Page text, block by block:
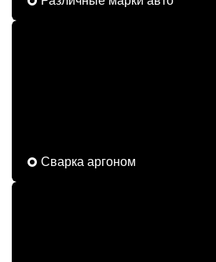
Сварка аргоном